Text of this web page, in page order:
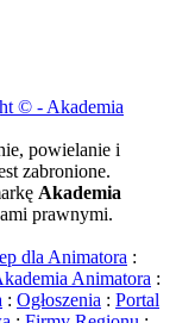
© - Akademia
powielanie i
zabronione.
Akademia
prawnymi.
dla Animatora :
Animatora :
: Ogłoszenia : Portal